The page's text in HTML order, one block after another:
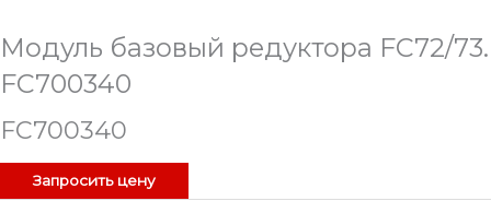
Модуль базовый редуктора FC72/73.
FC700340
FC700340
Запросить цену